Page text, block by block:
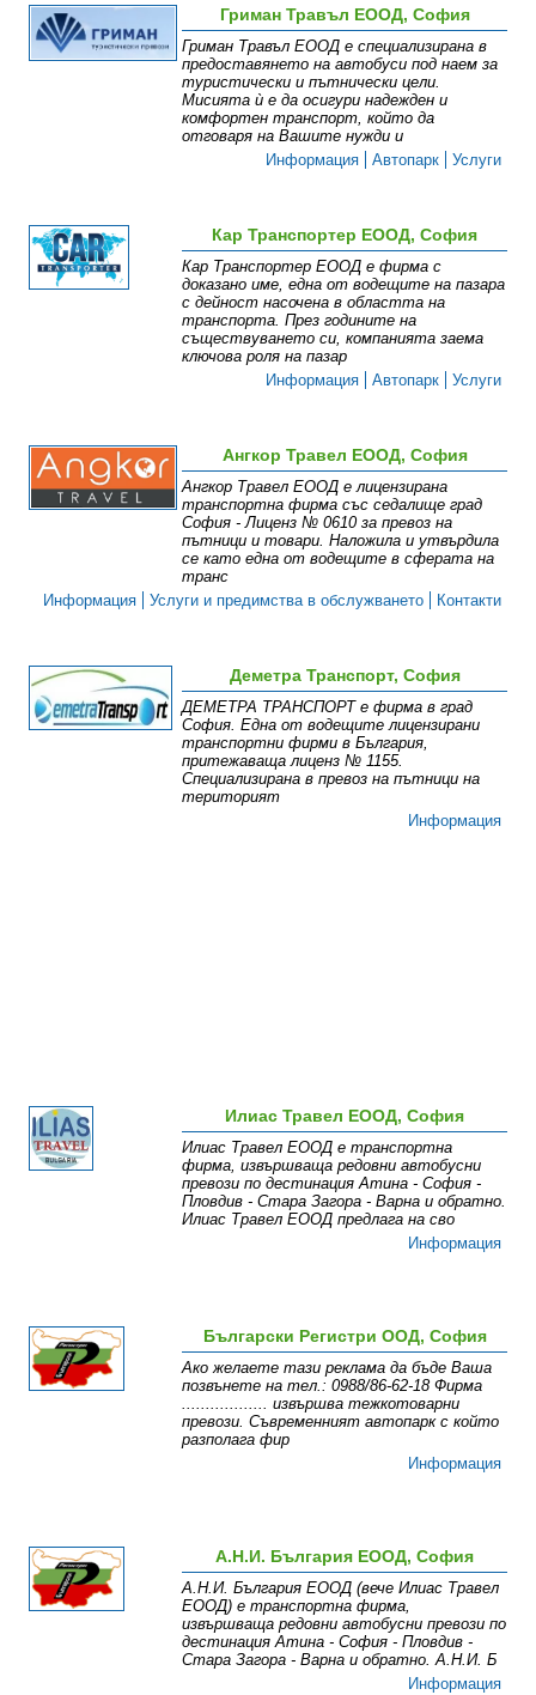
Гриман Травъл ЕООД, София
Гриман Травъл ЕООД е специализирана в
предоставянето на автобуси под наем за
туристически и пътнически цели.
Мисията ѝ е да осигури надежден и
комфортен транспорт, който да
отговаря на Вашите нужди и
Информация
Автопарк Услуги
Кар Транспортер ЕООД, София
Кар Транспортер ЕООД е фирма с
доказано име, една от водещите на пазара
с дейност насочена в областта на
транспорта. През годините на
съществуването си, компанията заема
ключова роля на пазар
Информация
Автопарк Услуги
Ангкор Травел ЕООД, София
Ангкор Травел ЕООД е лицензирана
транспортна фирма със седалище град
София - Лиценз № 0610 за превоз на
пътници и товари. Наложила и утвърдила
се като една от водещите в сферата на
транс
Информация
Услуги и предимства в обслужването Контакти
Деметра Транспорт, София
ДЕМЕТРА ТРАНСПОРТ е фирма в град
София. Една от водещите лицензирани
транспортни фирми в България,
притежаваща лиценз № 1155.
Специализирана в превоз на пътници на
територият
Информация
Илиас Травел ЕООД, София
Илиас Травел ЕООД е транспортна
фирма, извършваща редовни автобусни
превози по дестинация Атина - София -
Пловдив - Стара Загора - Варна и обратно.
Илиас Травел ЕООД предлага на сво
Информация
Български Регистри ООД, София
Ако желаете тази реклама да бъде Ваша
позвънете на тел.: 0988/86-62-18 Фирма
.................. извършва тежкотоварни
превози. Съвременният автопарк с който
разполага фир
Информация
А.Н.И. България ЕООД, София
А.Н.И. България ЕООД (вече Илиас Травел
ЕООД) е транспортна фирма,
извършваща редовни автобусни превози по
дестинация Атина - София - Пловдив -
Стара Загора - Варна и обратно. А.Н.И. Б
Информация